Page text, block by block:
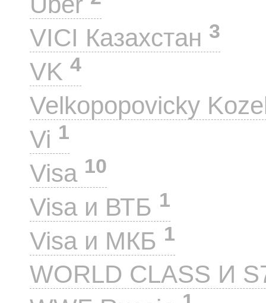
VICI Казахстан 3
VK 4
Velkopopovicky
Vi 1
Visa 10
Visa и ВТБ 1
Visa и МКБ 1
WORLD CLASS И